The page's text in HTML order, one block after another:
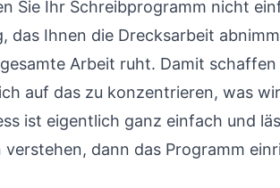
Sie Ihr Schreibprogramm nicht
das Ihnen die Drecksarbeit
Arbeit ruht. Damit
auf das zu konzentrieren, was
ist eigentlich ganz einfach und
verstehen, dann das Programm